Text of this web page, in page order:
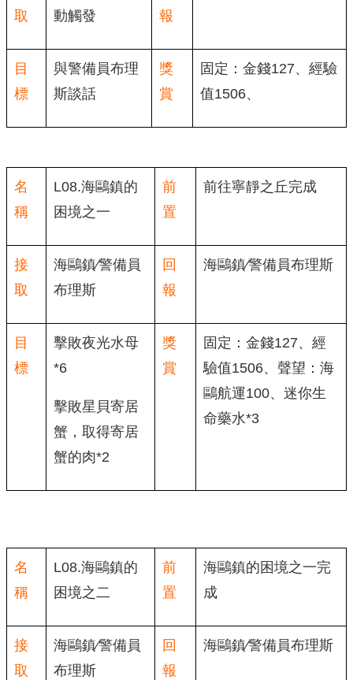
取
動觸發
報
目
標
與警備員布理
斯談話
獎
賞
固定：金錢127、經驗
值1506、
名
稱
L08.海鷗鎮的
困境之一
前
置
前往寧靜之丘完成
接
取
海鷗鎮∕警備員
布理斯
回
報
海鷗鎮∕警備員布理斯
目
標
擊敗夜光水母
*6
擊敗星貝寄居
蟹，取得寄居
蟹的肉*2
獎
賞
固定：金錢127、經
驗值1506、聲望：海
鷗航運100、迷你生
命藥水*3
名
稱
L08.海鷗鎮的
困境之二
前
置
海鷗鎮的困境之一完
成
接
取
海鷗鎮∕警備員
布理斯
回
報
海鷗鎮∕警備員布理斯